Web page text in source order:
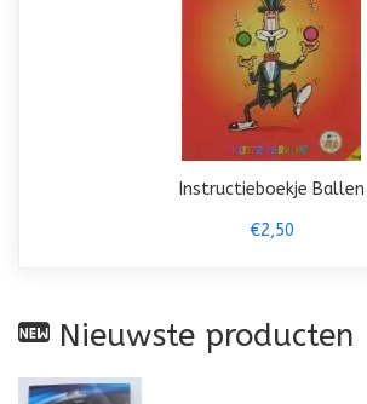
Instructieboekje Ballen
€2,50
Nieuwste producten